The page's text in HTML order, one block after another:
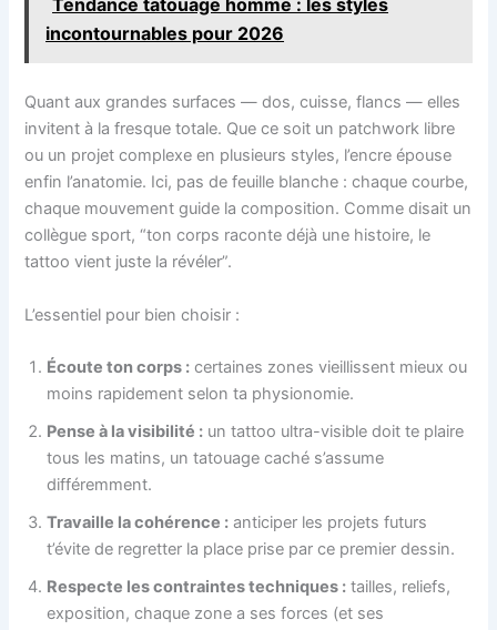
incontournables pour 2026
Quant aux grandes surfaces — dos, cuisse, flancs — elles
invitent à la fresque totale. Que ce soit un patchwork libre
ou un projet complexe en plusieurs styles, l’encre épouse
enfin l’anatomie. Ici, pas de feuille blanche : chaque courbe,
chaque mouvement guide la composition. Comme disait un
collègue sport, “ton corps raconte déjà une histoire, le
tattoo vient juste la révéler”.
L’essentiel pour bien choisir :
Écoute ton corps : certaines zones vieillissent mieux ou
moins rapidement selon ta physionomie.
Pense à la visibilité : un tattoo ultra-visible doit te plaire
tous les matins, un tatouage caché s’assume
différemment.
Travaille la cohérence : anticiper les projets futurs
t’évite de regretter la place prise par ce premier dessin.
Respecte les contraintes techniques : tailles, reliefs,
exposition, chaque zone a ses forces (et ses